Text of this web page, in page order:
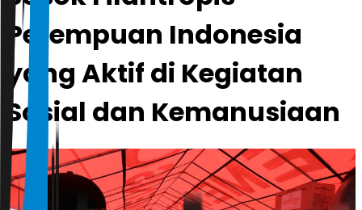
Perempuan Indonesia
yang Aktif di Kegiatan
Sosial dan Kemanusiaan